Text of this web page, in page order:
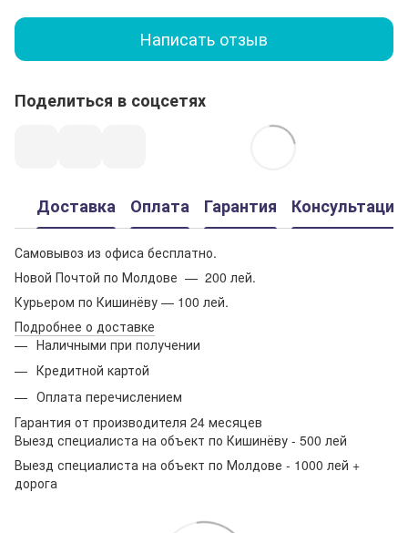
Написать отзыв
Поделиться в соцсетях
Доставка Оплата Гарантия Консультация
Самовывоз из офиса бесплатно.
Новой Почтой по Молдове — 200 лей.
Курьером по Кишинёву — 100 лей.
Подробнее о доставке
Наличными при получении
Кредитной картой
Оплата перечислением
Гарантия от производителя 24 месяцев
Выезд специалиста на объект по Кишинёву - 500 лей
Выезд специалиста на объект по Молдове - 1000 лей +
дорога